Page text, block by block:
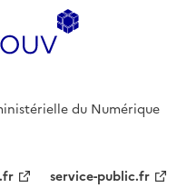
du Numérique
service-public.fr